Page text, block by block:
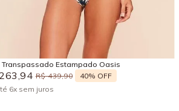
Adicionar na sacola
Transpassado Estampado Oasis
263,94 R$ 439,90 40% OFF
6x sem juros